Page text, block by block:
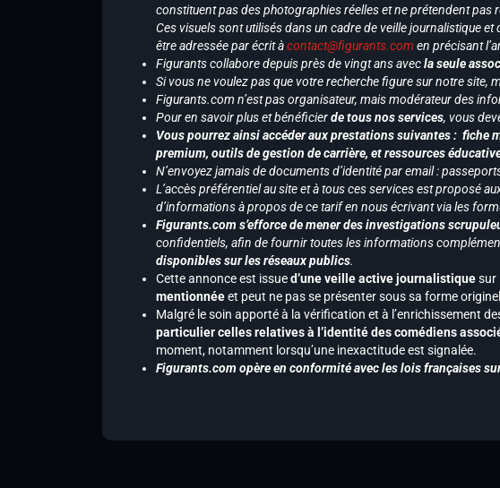
constituent pas des photographies réelles et ne prétendent
Ces visuels sont utilisés dans un cadre de veille journalistique
être adressée par écrit àcontact@figurants.com en précisant
Figurants collabore depuis près de vingt ans avecla seule
Si vous ne voulez pas que votre recherche figure sur notre site,
Figurants.com n’est pas organisateur, mais modérateur des
Pour en savoir plus et bénéficierde tous nos services, vous
Vous pourrez ainsi accéder aux prestations suivantes : fiche
premium, outils de gestion de carrière, et ressources
N’envoyez jamais de documents d’identité par email :
L’accès préférentiel au site et à tous ces services est proposé
d’informations à propos de ce tarif en nous écrivant via les
Figurants.com s’efforce de mener des investigations
confidentiels, afin de fournir toutes les informations
disponibles sur les réseaux publics.
Cette annonce est issued’une veille active journalistiquesur
mentionnéeet peut ne pas se présenter sous sa forme
Malgré le soin apporté à la vérification et à l’enrichissement
particulier celles relatives à l’identité des comédiens
moment, notamment lorsqu’une inexactitude est signalée.
Figurants.com opère en conformité avec les lois françaises